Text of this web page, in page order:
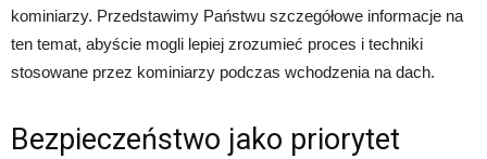
kominiarzy. Przedstawimy Państwu szczegółowe informacje na
ten temat, abyście mogli lepiej zrozumieć proces i techniki
stosowane przez kominiarzy podczas wchodzenia na dach.
Bezpieczeństwo jako priorytet